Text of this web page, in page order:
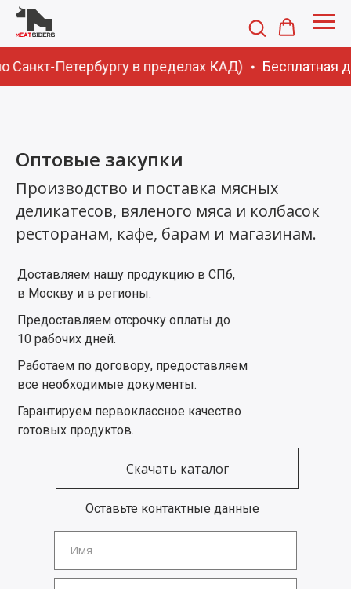
Санкт-Петербургу в пределах КАД) Бесплатная
Оптовые закупки
Производство и поставка мясных
деликатесов, вяленого мяса и колбасок
ресторанам, кафе, барам и магазинам.
Гарантируем первоклассное качество
готовых продуктов.
Работаем по договору, предоставляем
все необходимые документы.
Имя
Доставляем нашу продукцию в СПб,
в Москву и в регионы.
Предоставляем отсрочку оплаты до
10 рабочих дней.
Оставьте контактные данные
Скачать каталог